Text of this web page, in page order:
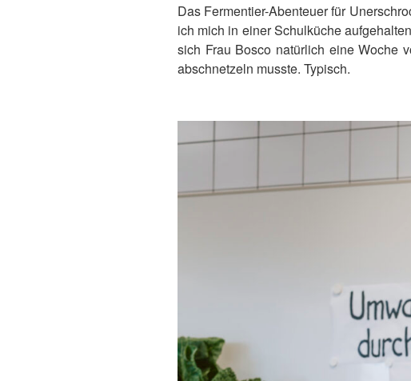
Das Fermentier-Abenteuer für
ich mich in einer Schulküche
sich Frau Bosco natürlich eine Woche
abschnetzeln musste. Typisch.